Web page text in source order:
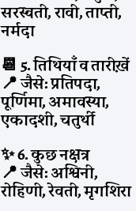
सरस्वती, रावी, ताप्ती,
नर्मदा
📆 5. तिथियाँ व तारीख़ें
📍 जैसे: प्रतिपदा,
पूर्णिमा, अमावस्या,
एकादशी, चतुर्थी
✨ 6. कुछ नक्षत्र
📍 जैसे: अश्विनी,
रोहिणी, रेवती, मृगशिरा